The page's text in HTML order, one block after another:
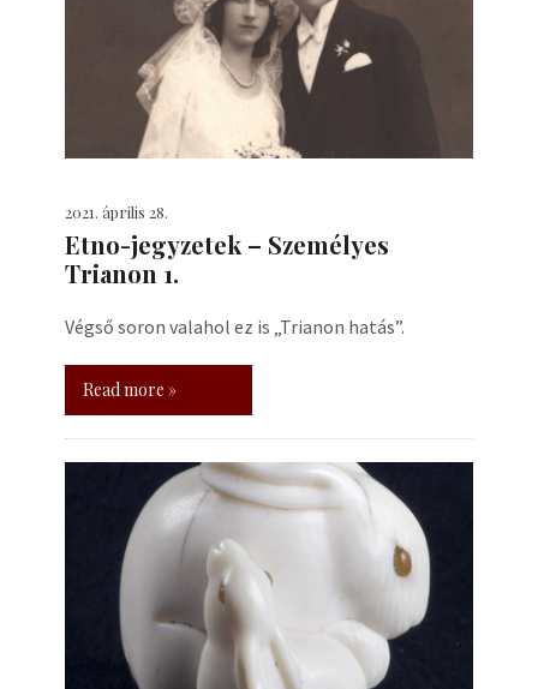
2021. április 28.
Etno-jegyzetek – Személyes
Trianon 1.
Végső soron valahol ez is „Trianon hatás”.
Read more »